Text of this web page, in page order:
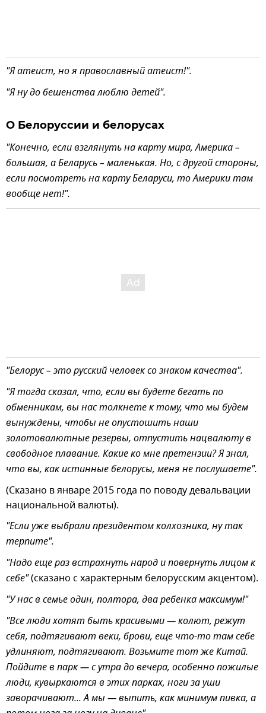
"Я атеист, но я православный атеист!".
"Я ну до бешенства люблю детей".
О Белоруссии и белорусах
"Конечно, если взглянуть на карту мира, Америка –
большая, а Беларусь – маленькая. Но, с другой стороны,
если посмотреть на карту Беларуси, то Америки там
вообще нет!".
"Белорус – это русский человек со знаком качества".
"Я тогда сказал, что, если вы будете бегать по
обменникам, вы нас толкнете к тому, что мы будем
вынуждены, чтобы не опустошить наши
золотовалютные резервы, отпустить нацвалюту в
свободное плавание. Какие ко мне претензии? Я знал,
что вы, как истинные белорусы, меня не послушаете".
(Сказано в январе 2015 года по поводу девальвации
национальной валюты).
"Если уже выбрали президентом колхозника, ну так
терпите".
"Надо еще раз встрахнуть народ и повернуть лицом к
себе"(сказано с характерным белорусским акцентом).
"У нас в семье один, полтора, два ребенка максимум!"
"Все люди хотят быть красивыми — колют, режут
себя, подтягивают веки, брови, еще что-то там себе
удлиняют, подтягивают. Возьмите тот же Китай.
Пойдите в парк — с утра до вечера, особенно пожилые
люди, кувыркаются в этих парках, ноги за уши
заворачивают... А мы — выпить, как минимум пивка, а